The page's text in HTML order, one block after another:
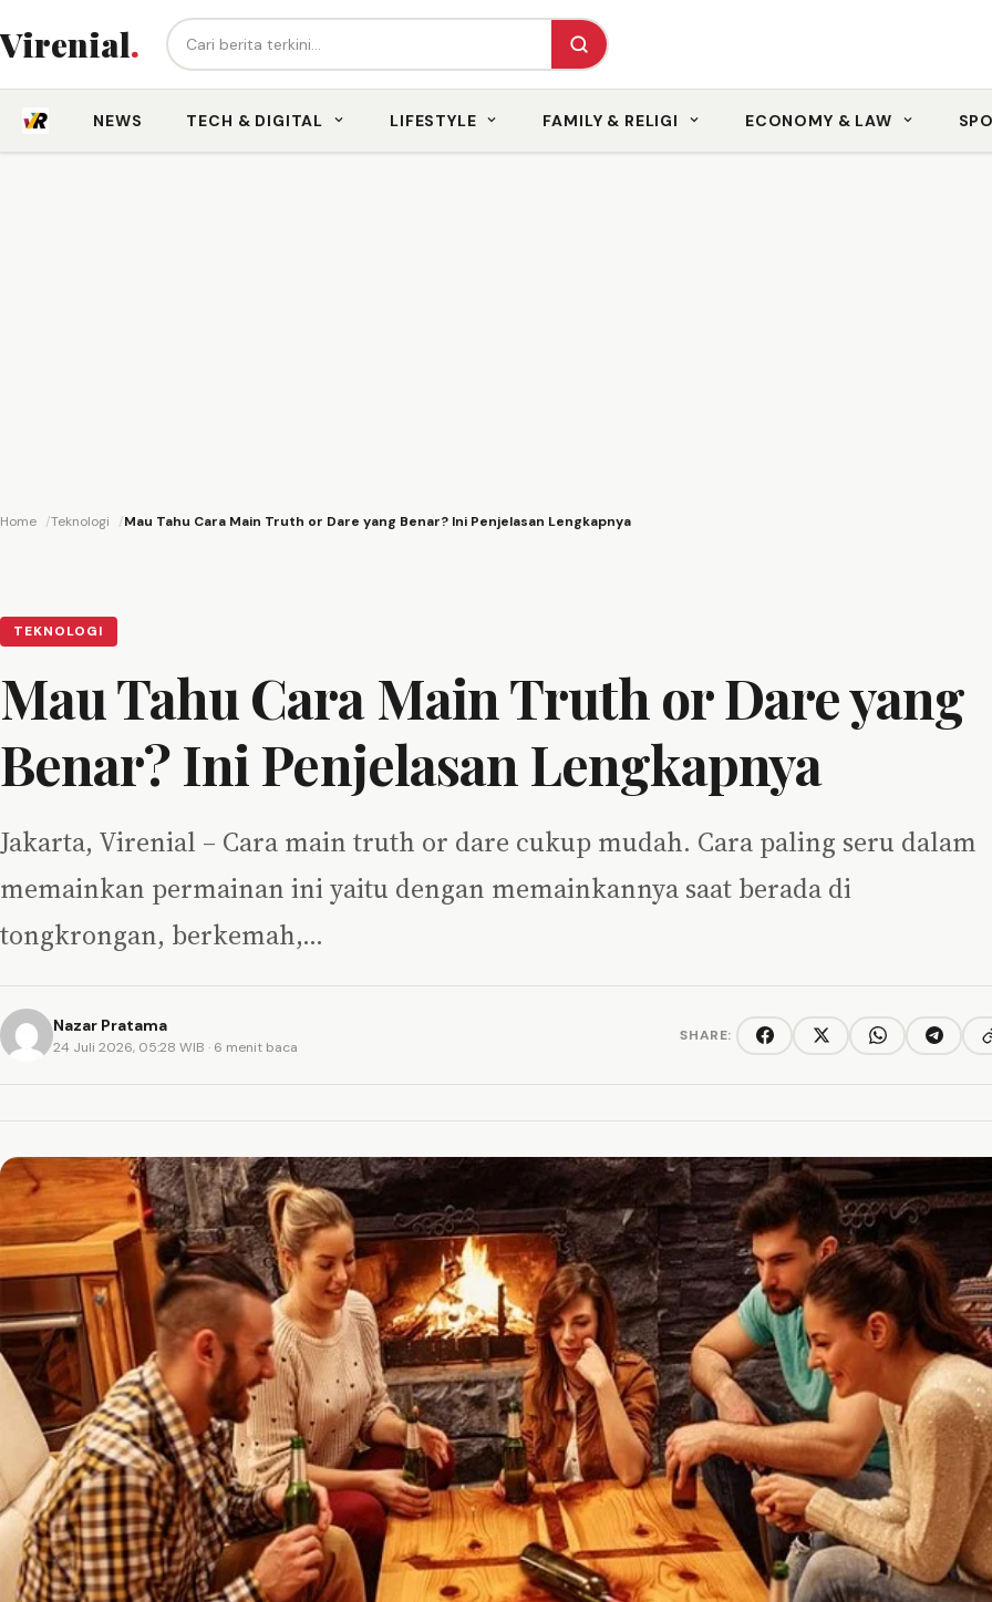
Virenial. Cari berita...
NEWS TECH & DIGITAL LIFESTYLE FAMILY & RELIGI ECONOMY & LAW
Home Teknologi Mau Tahu Cara Main Truth or Dare yang Benar? Ini Penjelasan Lengkapnya
TEKNOLOGI
Mau Tahu Cara Main Truth or Dare yang
Benar? Ini Penjelasan Lengkapnya
Jakarta, Virenial – Cara main truth or dare cukup mudah. Cara paling seru dalam
memainkan permainan ini yaitu dengan memainkannya saat berada di
tongkrongan, berkemah,…
Nazar Pratama
24 Juli 2026, 05:28 WIB · 6 menit baca
SHARE: FacebookTwitter/XWhatsAppTelegram